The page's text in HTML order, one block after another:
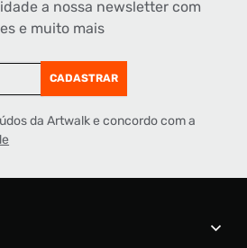
a nossa newsletter com
e muito mais
CADASTRAR
da Artwalk e concordo com a